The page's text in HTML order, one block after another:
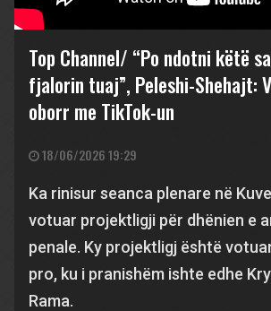
Top Channel/ “Po ndotni këtë
fjalorin tuaj”, Peleshi-Shehajt:
oborr me TikTok-un
18/06/2026 19:29
Ka rinisur seanca plenare në
votuar projektligji për dhënien e
penale. Ky projektligj është
pro, ku i pranishëm ishte edhe
Rama.